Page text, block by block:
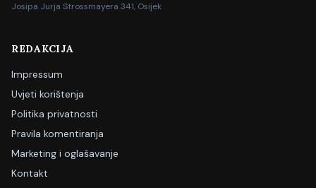
Josipa Jurja Strossmayera 341, Osijek
REDAKCIJA
Impressum
Uvjeti korištenja
Politika privatnosti
Pravila komentiranja
Marketing i oglašavanje
Kontakt